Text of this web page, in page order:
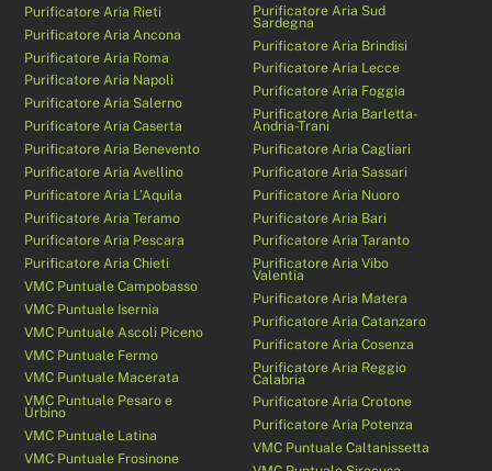
Purificatore Aria Rieti
Purificatore Aria Ancona
Purificatore Aria Roma
Purificatore Aria Napoli
Purificatore Aria Salerno
Purificatore Aria Caserta
Purificatore Aria Benevento
Purificatore Aria Avellino
Purificatore Aria L’Aquila
Purificatore Aria Teramo
Purificatore Aria Pescara
Purificatore Aria Chieti
VMC Puntuale Campobasso
VMC Puntuale Isernia
VMC Puntuale Ascoli Piceno
VMC Puntuale Fermo
VMC Puntuale Macerata
VMC Puntuale Pesaro e
Urbino
VMC Puntuale Latina
VMC Puntuale Frosinone
Purificatore Aria Sud
Sardegna
Purificatore Aria Brindisi
Purificatore Aria Lecce
Purificatore Aria Foggia
Purificatore Aria Barletta-
Andria-Trani
Purificatore Aria Cagliari
Purificatore Aria Sassari
Purificatore Aria Nuoro
Purificatore Aria Bari
Purificatore Aria Taranto
Purificatore Aria Vibo
Valentia
Purificatore Aria Matera
Purificatore Aria Catanzaro
Purificatore Aria Cosenza
Purificatore Aria Reggio
Calabria
Purificatore Aria Crotone
Purificatore Aria Potenza
VMC Puntuale Caltanissetta